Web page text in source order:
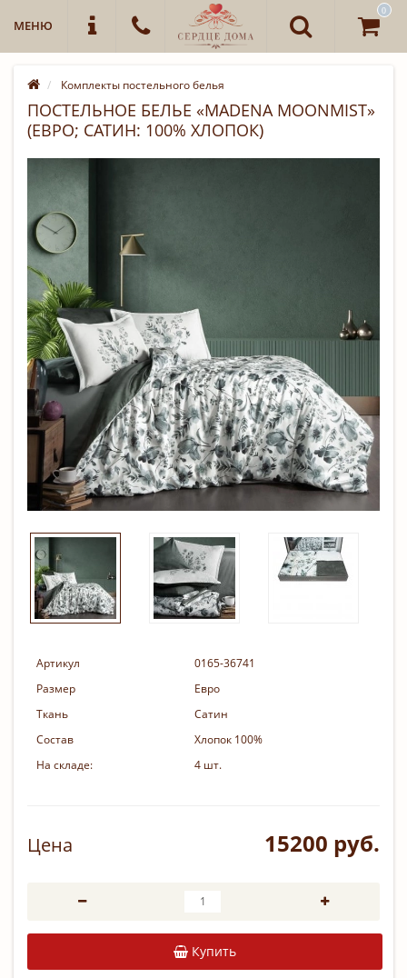
МЕНЮ
0
Комплекты постельного белья
ПОСТЕЛЬНОЕ БЕЛЬЕ «MADENA MOONMIST»
(ЕВРО; САТИН: 100% ХЛОПОК)
Артикул
0165-36741
Размер
Евро
Ткань
Сатин
Состав
Хлопок 100%
На складе:
4 шт.
Цена 15200 руб.
Купить